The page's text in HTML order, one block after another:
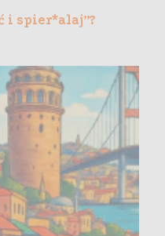
i spier*alaj”?